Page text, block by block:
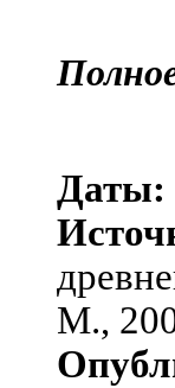
Даты:
М.,